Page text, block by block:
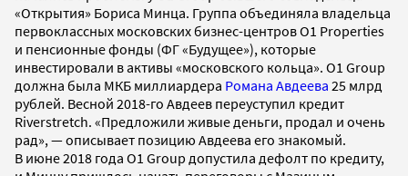
«Открытия» Бориса Минца. Группа объединяла владельца
первоклассных московских бизнес-центров O1 Properties
и пенсионные фонды (ФГ «Будущее»), которые
инвестировали в активы «московского кольца». O1 Group
должна была МКБ миллиардера Романа Авдеева 25 млрд
рублей. Весной 2018-го Авдеев переуступил кредит
Riverstretch. «Предложили живые деньги, продал и очень
рад», — описывает позицию Авдеева его знакомый.
В июне 2018 года O1 Group допустила дефолт по кредиту,